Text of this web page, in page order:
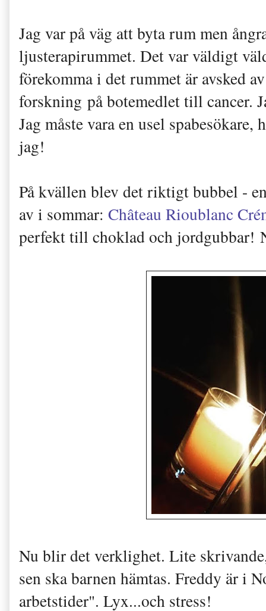
Jag var på väg att byta rum men
ljusterapirummet. Det var väldigt
förekomma i det rummet är avsked
forskning på botemedlet till cancer.
Jag måste vara en usel
jag!
På kvällen blev det riktigt bubbel -
av i sommar: Château Rioublanc
perfekt till choklad och jordgubbar!
Nu blir det verklighet. Lite
sen ska barnen hämtas. Freddy är i
arbetstider". Lyx...och stress!